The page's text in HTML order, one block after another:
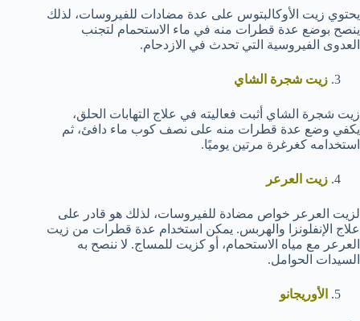
يحتوي زيت الأوكالبتوس على عدة مضادات للفيروسات، لذلك
ينصح بوضع عدة قطرات منه في ماء الاستحمام لتجنب
العدوى الفيروسية التي تحدث في الازدحام.
زيت شجرة الشاي
زيت شجرة الشاي أثبت فعاليته في علاج التهابات الحلق،
يكفي وضع عدة قطرات منه على نصف كوب ماء دافئ، ثم
استخدامه كغرغرة مرتين يوميًا.
زيت العرعر
لزيت العرعر خواص مضادة للفيروسات، لذلك هو قادر على
علاج الإنفلونزا والهربس. يمكن استخدام عدة قطرات من زيت
العرعر مع مياه الاستحمام، أو كزيت للمساج. لا ننصح به
السيدات الحوامل.
الأوريجانو